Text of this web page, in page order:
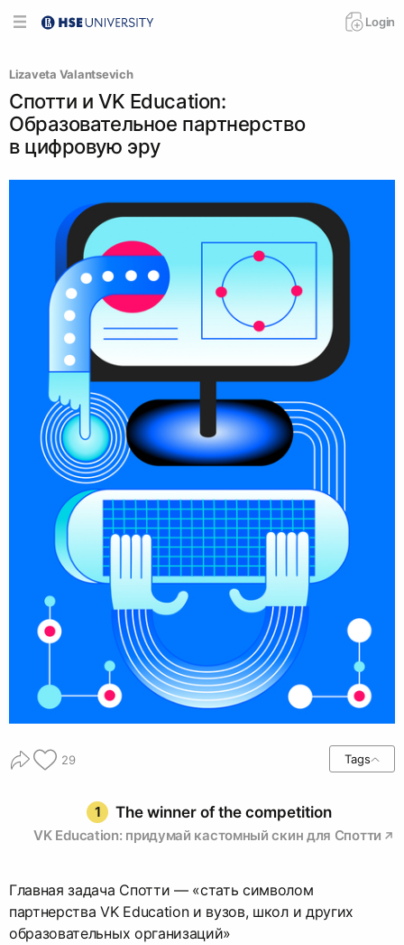
Login
Lizaveta Valantsevich
Спотти и VK Education:
Образовательное партнерство
в цифровую эру
29 Tags
1 The winner of the competition
VK Education: придумай кастомный скин для Спотти
Главная задача Спотти — «стать символом
партнерства VK Education и вузов, школ и других
образовательных организаций»